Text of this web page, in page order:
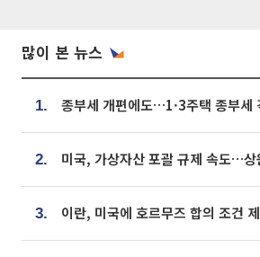
많이 본 뉴스
1.
2.
3.